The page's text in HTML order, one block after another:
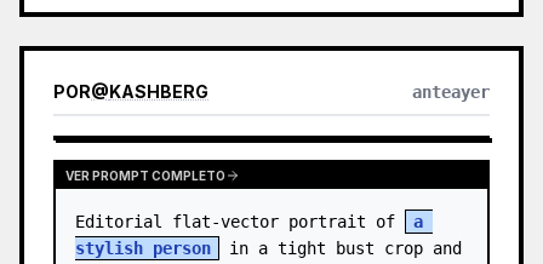
POR@KASHBERG anteayer
VER PROMPT COMPLETO
Editorial flat-vector portrait of
a
stylish person
in a tight bust crop and